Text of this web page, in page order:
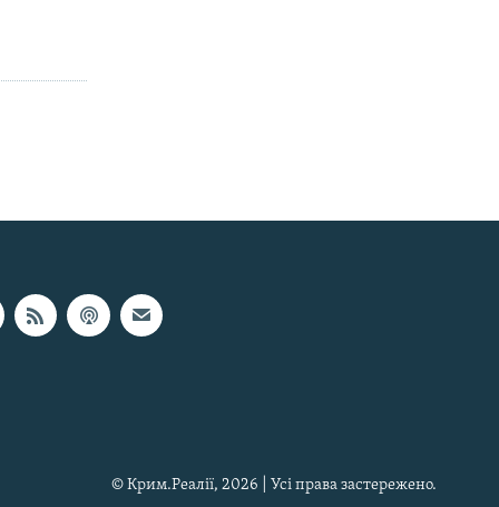
© Крим.Реалії, 2026 | Усі права застережено.